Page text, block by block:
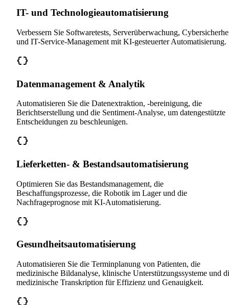
IT- und Technologieautomatisierung
Verbessern Sie Softwaretests, Serverüberwachung,
und IT-Service-Management mit KI-gesteuerter Automatisierung.
Datenmanagement & Analytik
Automatisieren Sie die Datenextraktion, -bereinigung, die
Berichtserstellung und die Sentiment-Analyse, um datengestützte
Entscheidungen zu beschleunigen.
Lieferketten- & Bestandsautomatisierung
Optimieren Sie das Bestandsmanagement, die
Beschaffungsprozesse, die Robotik im Lager und die
Nachfrageprognose mit KI-Automatisierung.
Gesundheitsautomatisierung
Automatisieren Sie die Terminplanung von Patienten, die
medizinische Bildanalyse, klinische Unterstützungssysteme und
medizinische Transkription für Effizienz und Genauigkeit.